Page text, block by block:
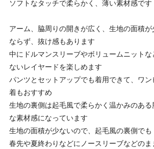
ソフトなタッチで柔らかく、薄い素材感です
アーム、脇周りの開きが広く、生地の面積
ならず、抜け感もあります
中にドルマンスリーブやボリュームニット
ないレイヤードを楽しめます
パンツとセットアップでも着用できて、ワ
着もおすすめ
生地の裏側は起毛風で柔らかく温かみのあ
な素材感になっています
生地の面積が少ないので、起毛風の裏側でも
春先や夏終わりなどにノースリーブなどの